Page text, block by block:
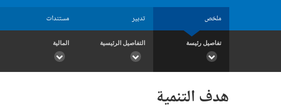
ملخص تدبير مستندات
تفاصيل رئيسة التفاصيل الرئيسية المالية
هدف التنمية